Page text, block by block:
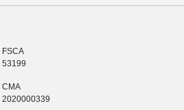
FSCA
53199
CMA
2020000339